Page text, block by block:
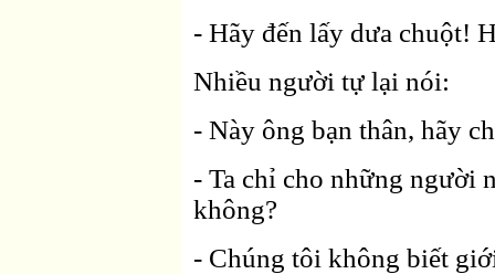
- Hãy đến lấy dưa chuột!
Nhiều người tự lại nói:
- Này ông bạn thân, hãy
- Ta chỉ cho những người
không?
- Chúng tôi không biết